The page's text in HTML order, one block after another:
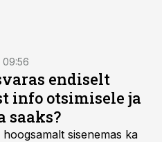
09:56
endiselt
info otsimisele ja
saaks?
sisenemas ka